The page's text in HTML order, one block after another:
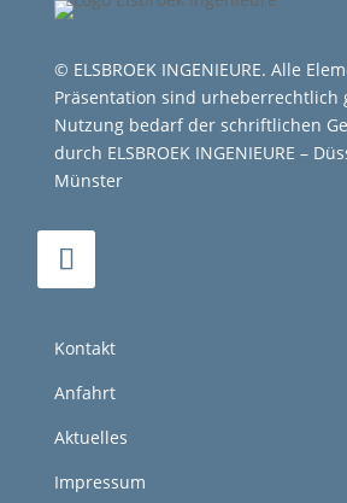
© ELSBROEK INGENIEURE. Alle
Präsentation sind urheberrechtlich
Nutzung bedarf der schriftlichen
durch ELSBROEK INGENIEURE –
Münster
Kontakt
Anfahrt
Aktuelles
Impressum